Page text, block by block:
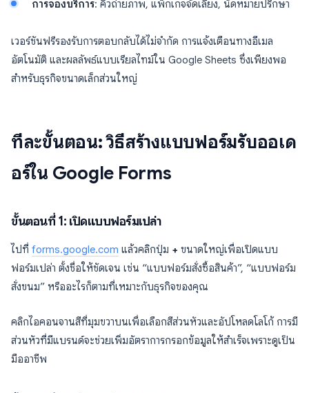
การจองบริการ: คิวถ่ายภาพ, แพ็กเกจจัดเลี้ยง, นัดหมายปรึกษา
เวอร์ชันฟรีรองรับการตอบกลับได้ไม่จำกัด การแจ้งเตือนทางอีเมล
อัตโนมัติ และผลลัพธ์แบบเรียลไทม์ใน Google Sheets ซึ่งเพียงพอ
สำหรับธุรกิจขนาดเล็กส่วนใหญ่
ทีละขั้นตอน: วิธีสร้างแบบฟอร์มรับออเด
อร์ใน Google Forms
ขั้นตอนที่ 1: เปิดแบบฟอร์มเปล่า
ไปที่ forms.google.com แล้วคลิกปุ่ม + ขนาดใหญ่เพื่อเปิดแบบ
ฟอร์มเปล่า ตั้งชื่อให้ชัดเจน เช่น “แบบฟอร์มสั่งซื้อสินค้า”, “แบบฟอร์ม
สั่งขนม” หรืออะไรก็ตามที่เหมาะกับธุรกิจของคุณ
คลิกไอคอนจานสีที่มุมขวาบนเพื่อเลือกสีส่วนหัวและอัปโหลดโลโก้ การมี
ส่วนหัวที่มีแบรนด์จะช่วยเพิ่มอัตราการกรอกข้อมูลให้สำเร็จเพราะดูเป็น
มืออาชีพ